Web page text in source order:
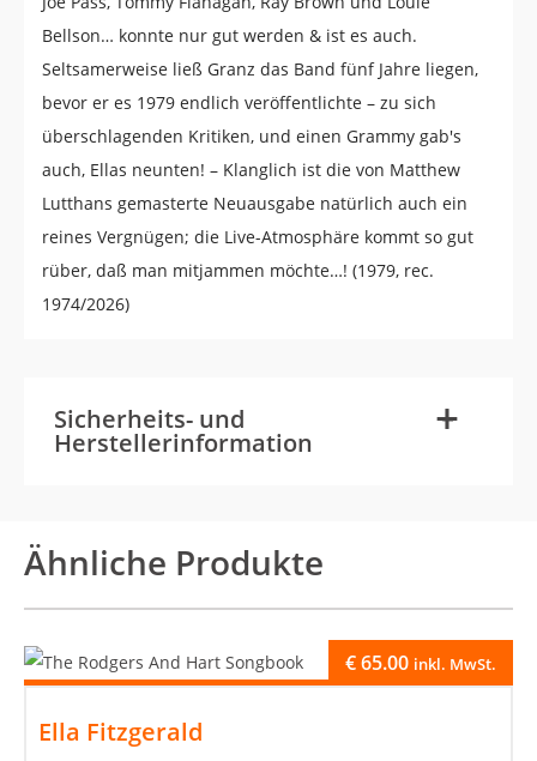
Bellson… konnte nur gut werden & ist es auch.
Seltsamerweise ließ Granz das Band fünf Jahre liegen,
bevor er es 1979 endlich veröffentlichte – zu sich
überschlagenden Kritiken, und einen Grammy gab's
auch, Ellas neunten! – Klanglich ist die von Matthew
Lutthans gemasterte Neuausgabe natürlich auch ein
reines Vergnügen; die Live-Atmosphäre kommt so gut
rüber, daß man mitjammen möchte…! (1979, rec.
1974/2026)
Sicherheits- und
Herstellerinformation +
-
Ähnliche Produkte
Ella Fitzgerald
€65.00 inkl. MwSt.